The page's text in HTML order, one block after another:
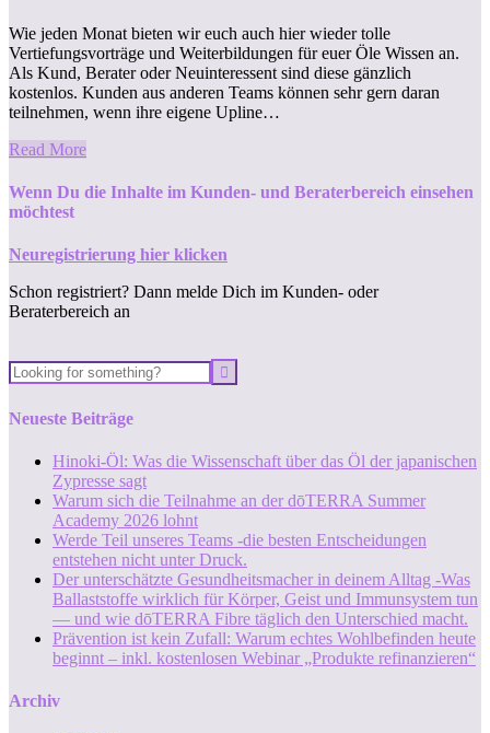
Wie jeden Monat bieten wir euch auch hier wieder tolle
Vertiefungsvorträge und Weiterbildungen für euer Öle Wissen an.
Als Kund, Berater oder Neuinteressent sind diese gänzlich
kostenlos. Kunden aus anderen Teams können sehr gern daran
teilnehmen, wenn ihre eigene Upline…
Read More
Wenn Du die Inhalte im Kunden- und Beraterbereich einsehen
möchtest
Neuregistrierung hier klicken
Schon registriert? Dann melde Dich im Kunden- oder
Beraterbereich an
Neueste Beiträge
Hinoki-Öl: Was die Wissenschaft über das Öl der japanischen
Zypresse sagt
Warum sich die Teilnahme an der dōTERRA Summer
Academy 2026 lohnt
Werde Teil unseres Teams -die besten Entscheidungen
entstehen nicht unter Druck.
Der unterschätzte Gesundheitsmacher in deinem Alltag -Was
Ballaststoffe wirklich für Körper, Geist und Immunsystem tun
— und wie dōTERRA Fibre täglich den Unterschied macht.
Prävention ist kein Zufall: Warum echtes Wohlbefinden heute
beginnt – inkl. kostenlosen Webinar „Produkte refinanzieren“
Archiv